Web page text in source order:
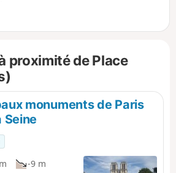
fresques
proximité de Place
monuments de Paris
Seine
-9 m